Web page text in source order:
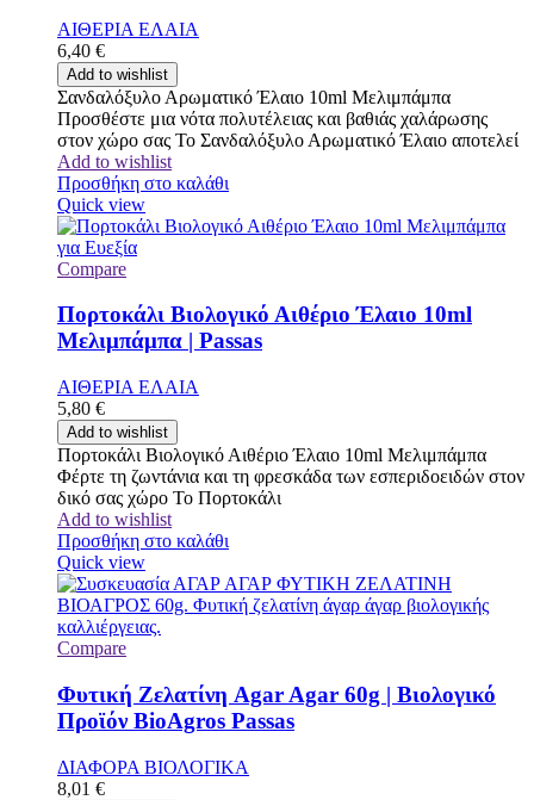
ΑΙΘΕΡΙΑ ΕΛΑΙΑ
6,40 €
Add to wishlist
Σανδαλόξυλο Αρωματικό Έλαιο 10ml Μελιμπάμπα
Προσθέστε μια νότα πολυτέλειας και βαθιάς χαλάρωσης
στον χώρο σας Το Σανδαλόξυλο Αρωματικό Έλαιο αποτελεί
Add to wishlist
Προσθήκη στο καλάθι
Quick view
Compare
Πορτοκάλι Βιολογικό Αιθέριο Έλαιο 10ml
Μελιμπάμπα | Passas
ΑΙΘΕΡΙΑ ΕΛΑΙΑ
5,80 €
Add to wishlist
Πορτοκάλι Βιολογικό Αιθέριο Έλαιο 10ml Μελιμπάμπα
Φέρτε τη ζωντάνια και τη φρεσκάδα των εσπεριδοειδών στον
δικό σας χώρο Το Πορτοκάλι
Add to wishlist
Προσθήκη στο καλάθι
Quick view
Compare
Φυτική Ζελατίνη Agar Agar 60g | Βιολογικό
Προϊόν BioAgros Passas
ΔΙΑΦΟΡΑ ΒΙΟΛΟΓΙΚΑ
8,01 €